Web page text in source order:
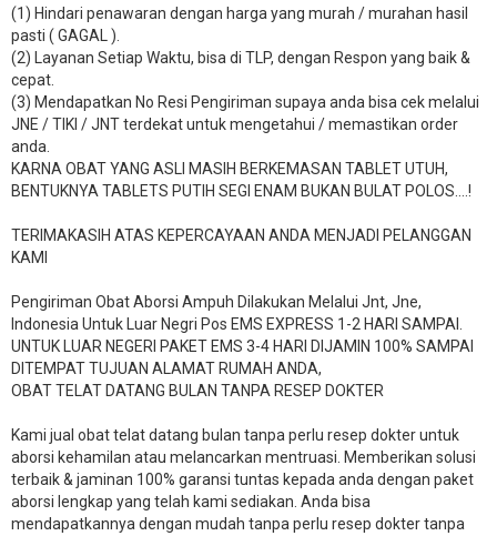
(1) Hindari penawaran dengan harga yang murah / murahan hasil
pasti ( GAGAL ).
(2) Layanan Setiap Waktu, bisa di TLP, dengan Respon yang baik &
cepat.
(3) Mendapatkan No Resi Pengiriman supaya anda bisa cek melalui
JNE / TIKI / JNT terdekat untuk mengetahui / memastikan order
anda.
KARNA OBAT YANG ASLI MASIH BERKEMASAN TABLET UTUH,
BENTUKNYA TABLETS PUTIH SEGI ENAM BUKAN BULAT POLOS….!
TERIMAKASIH ATAS KEPERCAYAAN ANDA MENJADI PELANGGAN
KAMI
Pengiriman Obat Aborsi Ampuh Dilakukan Melalui Jnt, Jne,
Indonesia Untuk Luar Negri Pos EMS EXPRESS 1-2 HARI SAMPAI.
UNTUK LUAR NEGERI PAKET EMS 3-4 HARI DIJAMIN 100% SAMPAI
DITEMPAT TUJUAN ALAMAT RUMAH ANDA,
OBAT TELAT DATANG BULAN TANPA RESEP DOKTER
Kami jual obat telat datang bulan tanpa perlu resep dokter untuk
aborsi kehamilan atau melancarkan mentruasi. Memberikan solusi
terbaik & jaminan 100% garansi tuntas kepada anda dengan paket
aborsi lengkap yang telah kami sediakan. Anda bisa
mendapatkannya dengan mudah tanpa perlu resep dokter tanpa